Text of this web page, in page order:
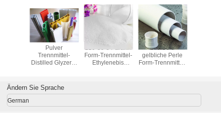
Pulver
Trennmittel-
Distilled Glyzerin
Plastik
110-30-5 Paraffin
Form-Trennmittel-
Ethylenebis
110-30-5
gelbliche Perle
Form-Trennmittel-
Ändern Sie Sprache
German